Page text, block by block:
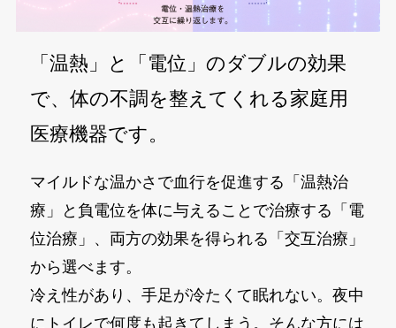
「温熱」と「電位」のダブルの効果
で、体の不調を整えてくれる家庭用
医療機器です。
マイルドな温かさで血行を促進する「温熱治
療」と負電位を体に与えることで治療する「電
位治療」、両方の効果を得られる「交互治療」
から選べます。
冷え性があり、手足が冷たくて眠れない。夜中
にトイレで何度も起きてしまう。そんな方には